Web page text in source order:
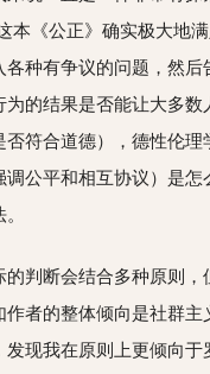
本《公正》确实极大地
各种有争议的问题，然后
为的结果是否能让大多
符合道德），德性伦理
调公平和相互协议）是怎
的判断会结合多种原则，
者的整体倾向是社群主
发现我在原则上更倾向于